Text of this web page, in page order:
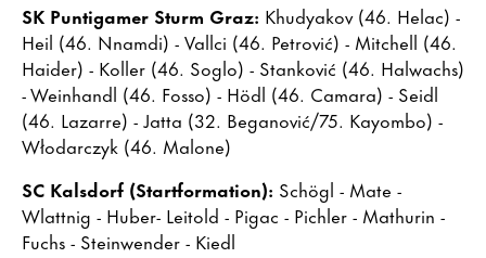
SK Puntigamer Sturm Graz: Khudyakov (46. Helac) -
Heil (46. Nnamdi) - Vallci (46. Petrović) - Mitchell (46.
Haider) - Koller (46. Soglo) - Stanković (46. Halwachs)
- Weinhandl (46. Fosso) - Hödl (46. Camara) - Seidl
(46. Lazarre) - Jatta (32. Beganović/75. Kayombo) -
Włodarczyk (46. Malone)
SC Kalsdorf (Startformation): Schögl - Mate -
Wlattnig - Huber- Leitold - Pigac - Pichler - Mathurin -
Fuchs - Steinwender - Kiedl